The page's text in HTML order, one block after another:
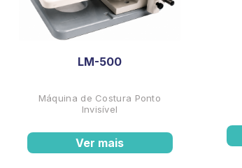
LM-500
Máquina de Costura Ponto
Invisível
Ver mais